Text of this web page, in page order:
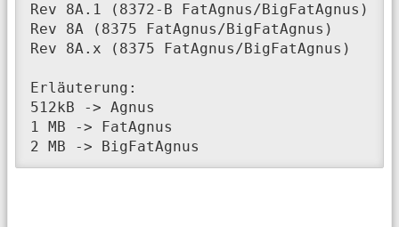
Rev 8A.1 (8372-B FatAgnus/BigFatAgnus)
Rev 8A (8375 FatAgnus/BigFatAgnus)
Rev 8A.x (8375 FatAgnus/BigFatAgnus)
Erläuterung:
512kB -> Agnus
1 MB -> FatAgnus
2 MB -> BigFatAgnus